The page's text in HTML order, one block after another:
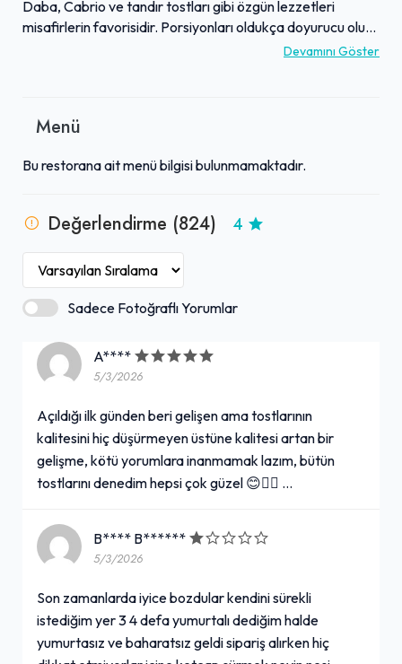
Daba, Cabrio ve tandır tostları gibi özgün lezzetleri
misafirlerin favorisidir. Porsiyonları oldukça doyurucu olup,
fiyat-performans dengesiyle müşterilerin beğenisini
sahip olup, hızlı atıştırmalıklar veya kısa molalar için
lezzetleriyle, tost deneyimine farklı bir boyut katmaktadır.
Devamını Göster
Menü
Bu restorana ait menü bilgisi bulunmamaktadır.
Değerlendirme (824) 4
Sadece Fotoğraflı Yorumlar
A****
5/3/2026
Açıldığı ilk günden beri gelişen ama tostlarının
kalitesini hiç düşürmeyen üstüne kalitesi artan bir
gelişme, kötü yorumlara inanmamak lazım, bütün
tostlarını denedim hepsi çok güzel 😊👍🏻 …
B**** B******
5/3/2026
Son zamanlarda iyice bozdular kendini sürekli
istediğim yer 3 4 defa yumurtalı dediğim halde
yumurtasız ve baharatsız geldi sipariş alırken hiç